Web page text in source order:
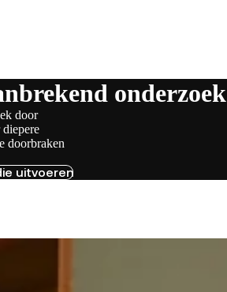
onderzoek
door
doorbraken
uitvoeren